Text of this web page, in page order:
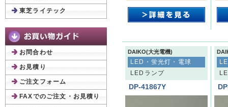
DAIKO(大光電機)
LED・蛍光灯・電球
LEDランプ
DP-41867Y
東芝ライテック
お問合わせ
お見積り
ご注文フォーム
FAXでのご注文・お見積り